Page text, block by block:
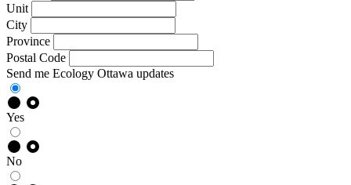
Unit
City
Province
Postal Code
Send me Ecology Ottawa updates
Yes
No